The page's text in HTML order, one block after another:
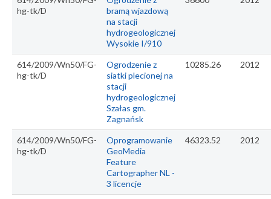
hg-tk/D
bramą wjazdową
na stacji
hydrogeologicznej
Wysokie I/910
614/2009/Wn50/FG-
hg-tk/D
Ogrodzenie z
siatki plecionej na
stacji
hydrogeologicznej
Szałas gm.
Zagnańsk
10285.26 2012
614/2009/Wn50/FG-
hg-tk/D
Oprogramowanie
GeoMedia
Feature
Cartographer NL -
3 licencje
46323.52 2012